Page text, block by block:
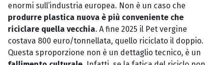
enormi sull’industria europea. Non è un caso che
produrre plastica nuova è più conveniente che
riciclare quella vecchia. A fine 2025 il Pet vergine
costava 800 euro/tonnellata, quello riciclato il doppio.
Questa sproporzione non è un dettaglio tecnico, è un